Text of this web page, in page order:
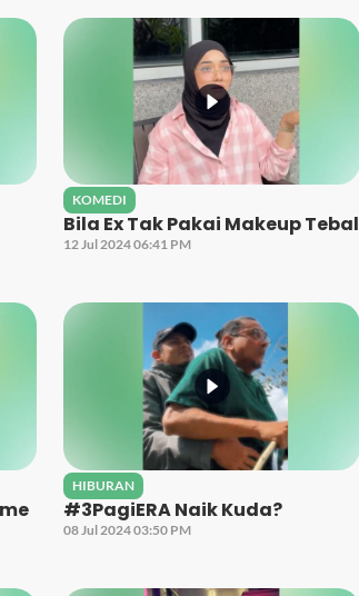
KOMEDI
Bila Ex Tak Pakai Makeup Tebal
12 Jul 2024 06:41 PM
HIBURAN
#3PagiERA Naik Kuda?
08 Jul 2024 03:50 PM